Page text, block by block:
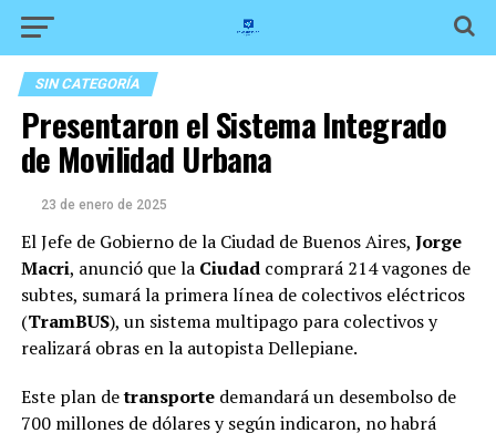
SIN CATEGORÍA
Presentaron el Sistema Integrado
de Movilidad Urbana
23 de enero de 2025
El Jefe de Gobierno de la Ciudad de Buenos Aires, Jorge
Macri, anunció que la Ciudadcomprará 214 vagones de
subtes, sumará la primera línea de colectivos eléctricos
(TramBUS), un sistema multipago para colectivos y
realizará obras en la autopista Dellepiane.
Este plan detransportedemandará un desembolso de
700 millones de dólares y según indicaron, no habrá